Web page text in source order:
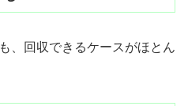
、回収できるケースがほとん